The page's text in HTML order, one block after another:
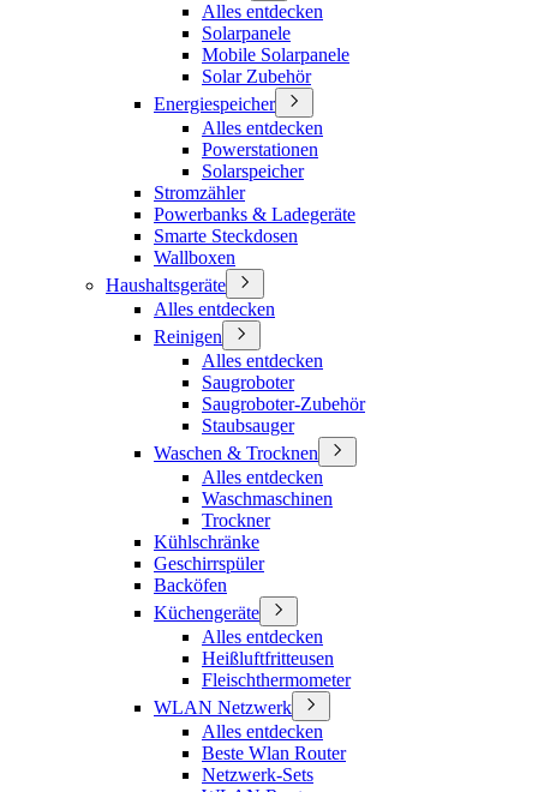
Alles entdecken
Solarpanele
Mobile Solarpanele
Solar Zubehör
Energiespeicher
Alles entdecken
Powerstationen
Solarspeicher
Stromzähler
Powerbanks & Ladegeräte
Smarte Steckdosen
Wallboxen
Haushaltsgeräte
Alles entdecken
Reinigen
Alles entdecken
Saugroboter
Saugroboter-Zubehör
Staubsauger
Waschen & Trocknen
Alles entdecken
Waschmaschinen
Trockner
Kühlschränke
Geschirrspüler
Backöfen
Küchengeräte
Alles entdecken
Heißluftfritteusen
Fleischthermometer
WLAN Netzwerk
Alles entdecken
Beste Wlan Router
Netzwerk-Sets